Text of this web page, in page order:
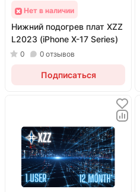
устройств, например:
нагревательные
станции, а также
перекатки BGA-
программные, так и
помогая мастерам
электронику более
Нет в наличии
Нижний подогрев плат XZZ
L2023 (iPhone X-17 Series)
0 0 отзывов
Подписаться